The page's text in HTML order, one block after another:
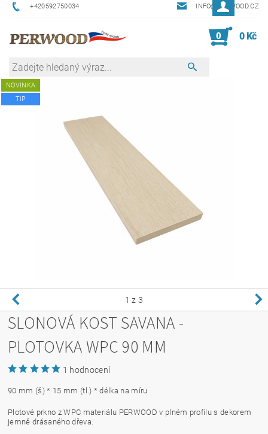
+420592750034 INFO@PERWOOD.CZ
0 0 Kč
NOVINKA
TIP
1 z 3
SLONOVÁ KOST SAVANA -
PLOTOVKA WPC 90 MM
1 hodnocení
90 mm (š) * 15 mm (tl.) * délka na míru
Plotové prkno z WPC materiálu PERWOOD v plném profilu s dekorem
jemně drásaného dřeva.